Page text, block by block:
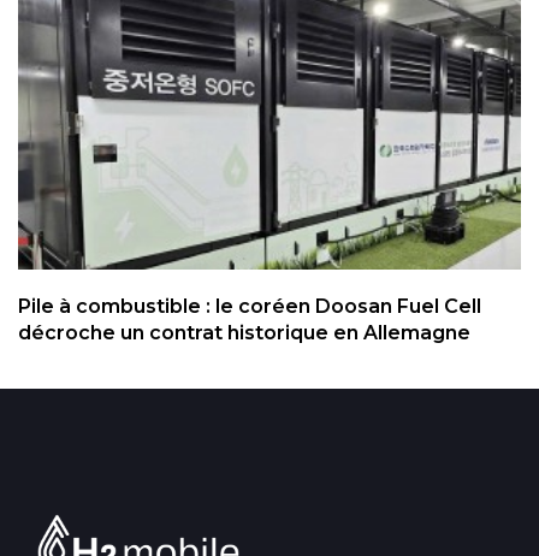
Pile à combustible : le coréen Doosan Fuel Cell
décroche un contrat historique en Allemagne